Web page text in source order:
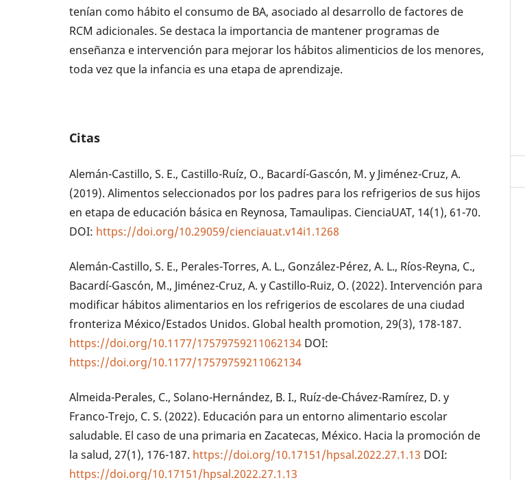
tenían como hábito el consumo de BA, asociado al desarrollo de factores de
RCM adicionales. Se destaca la importancia de mantener programas de
enseñanza e intervención para mejorar los hábitos alimenticios de los menores,
toda vez que la infancia es una etapa de aprendizaje.
Citas
Alemán-Castillo, S. E., Castillo-Ruíz, O., Bacardí-Gascón, M. y Jiménez-Cruz, A.
(2019). Alimentos seleccionados por los padres para los refrigerios de sus hijos
en etapa de educación básica en Reynosa, Tamaulipas. CienciaUAT, 14(1), 61-70.
DOI: https://doi.org/10.29059/cienciauat.v14i1.1268
Alemán-Castillo, S. E., Perales-Torres, A. L., González-Pérez, A. L., Ríos-Reyna, C.,
Bacardí-Gascón, M., Jiménez-Cruz, A. y Castillo-Ruiz, O. (2022). Intervención para
modificar hábitos alimentarios en los refrigerios de escolares de una ciudad
fronteriza México/Estados Unidos. Global health promotion, 29(3), 178-187.
https://doi.org/10.1177/17579759211062134 DOI:
https://doi.org/10.1177/17579759211062134
Almeida-Perales, C., Solano-Hernández, B. I., Ruíz-de-Chávez-Ramírez, D. y
Franco-Trejo, C. S. (2022). Educación para un entorno alimentario escolar
saludable. El caso de una primaria en Zacatecas, México. Hacia la promoción de
la salud, 27(1), 176-187. https://doi.org/10.17151/hpsal.2022.27.1.13 DOI:
https://doi.org/10.17151/hpsal.2022.27.1.13